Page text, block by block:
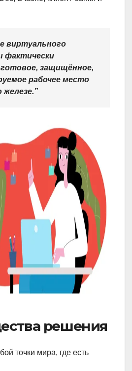
виртуального
фактически
защищённое,
рабочее место
железе.”
решения
точки мира, где есть